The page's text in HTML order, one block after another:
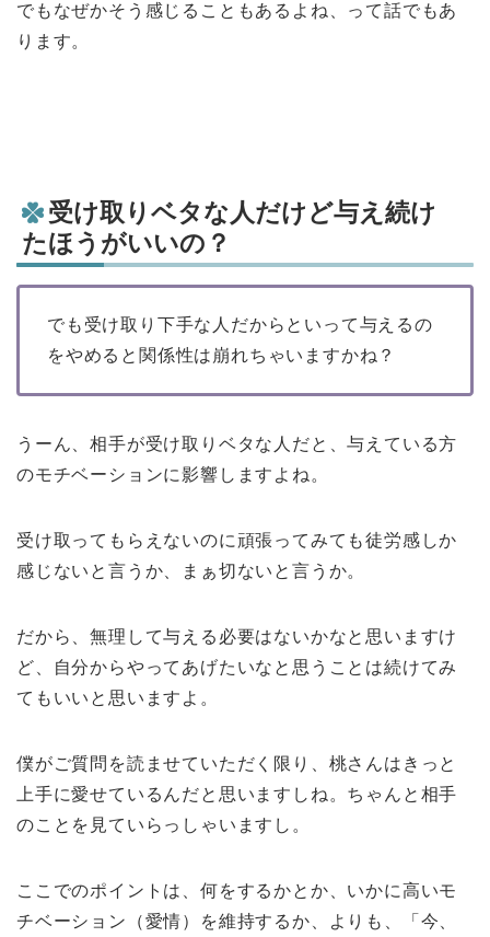
でもなぜかそう感じることもあるよね、って話でもあ
ります。
受け取りベタな人だけど与え続け
たほうがいいの？
でも受け取り下手な人だからといって与えるの
をやめると関係性は崩れちゃいますかね？
うーん、相手が受け取りベタな人だと、与えている方
のモチベーションに影響しますよね。
受け取ってもらえないのに頑張ってみても徒労感しか
感じないと言うか、まぁ切ないと言うか。
だから、無理して与える必要はないかなと思いますけ
ど、自分からやってあげたいなと思うことは続けてみ
てもいいと思いますよ。
僕がご質問を読ませていただく限り、桃さんはきっと
上手に愛せているんだと思いますしね。ちゃんと相手
のことを見ていらっしゃいますし。
ここでのポイントは、何をするかとか、いかに高いモ
チベーション（愛情）を維持するか、よりも、「今、